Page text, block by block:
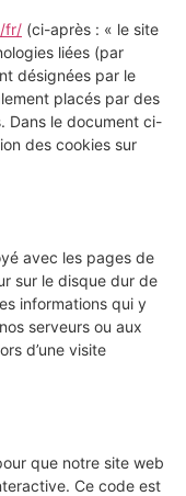
fr/ (ci-après : « le site
liées (par
désignées par le
placés par des
Dans le document ci-
des cookies sur
avec les pages de
sur le disque dur de
informations qui y
serveurs ou aux
d’une visite
que notre site web
Ce code est